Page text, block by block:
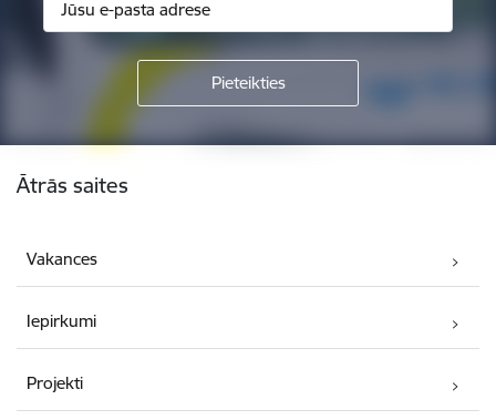
Ātrās saites
Vakances
Iepirkumi
Projekti